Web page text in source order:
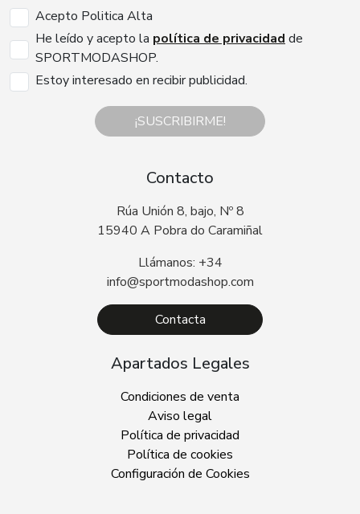
Acepto Politica Alta
He leído y acepto la política de privacidad de
SPORTMODASHOP.
Estoy interesado en recibir publicidad.
¡SUSCRIBIRME!
Contacto
Rúa Unión 8, bajo, Nº 8
15940 A Pobra do Caramiñal
Llámanos: +34
info@sportmodashop.com
Contacta
Apartados Legales
Condiciones de venta
Aviso legal
Política de privacidad
Política de cookies
Configuración de Cookies